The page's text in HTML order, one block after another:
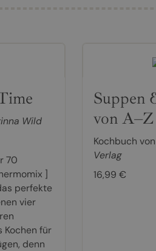
Wild
70
]
perfekte
vier
Kochen für
denn
Suppen
von A–Z
Kochbuch von
Verlag
16,99 €